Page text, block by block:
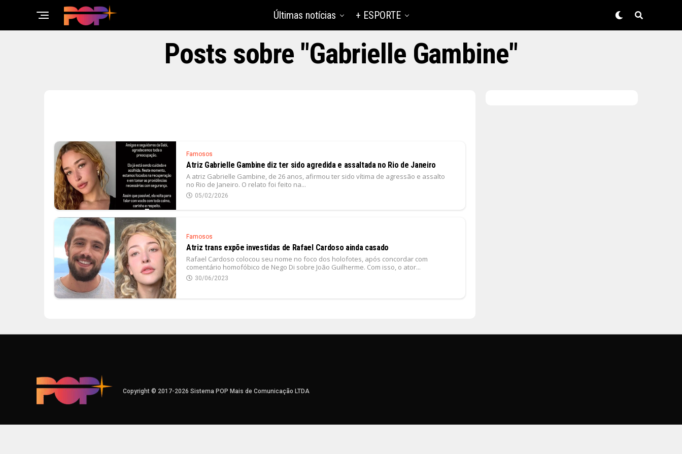
Últimas notícias + ESPORTE
Posts sobre "Gabrielle Gambine"
Famosos
Atriz Gabrielle Gambine diz ter sido agredida e assaltada no Rio de Janeiro
A atriz Gabrielle Gambine, de 26 anos, afirmou ter sido vítima de agressão e assalto
no Rio de Janeiro. O relato foi feito na...
05/02/2026
Famosos
Atriz trans expõe investidas de Rafael Cardoso ainda casado
Rafael Cardoso colocou seu nome no foco dos holofotes, após concordar com
comentário homofóbico de Nego Di sobre João Guilherme. Com isso, o ator...
30/06/2023
Copyright © 2017-2026 Sistema POP Mais de Comunicação LTDA